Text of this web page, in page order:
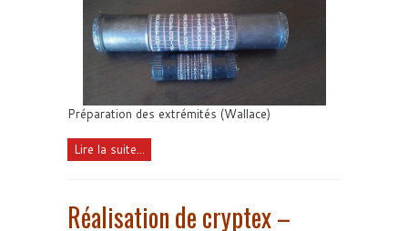
Préparation des extrémités (Wallace)
Lire la suite...
Réalisation de cryptex –